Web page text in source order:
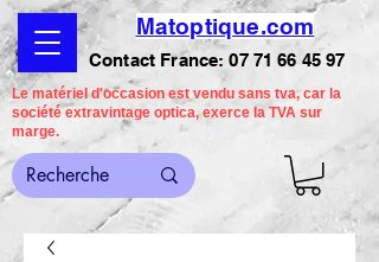
Matoptique.com
Contact France:07 71 66 45 97
Le matériel d'occasion est vendu sans tva, car la
société extravintage optica, exerce la TVA sur
marge.